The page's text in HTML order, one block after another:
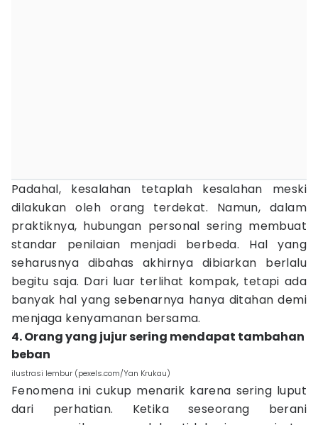
Padahal, kesalahan tetaplah kesalahan meski
dilakukan oleh orang terdekat. Namun, dalam
praktiknya, hubungan personal sering membuat
standar penilaian menjadi berbeda. Hal yang
seharusnya dibahas akhirnya dibiarkan berlalu
begitu saja. Dari luar terlihat kompak, tetapi ada
banyak hal yang sebenarnya hanya ditahan demi
menjaga kenyamanan bersama.
4. Orang yang jujur sering mendapat tambahan
beban
ilustrasi lembur (pexels.com/Yan Krukau)
Fenomena ini cukup menarik karena sering luput
dari perhatian. Ketika seseorang berani